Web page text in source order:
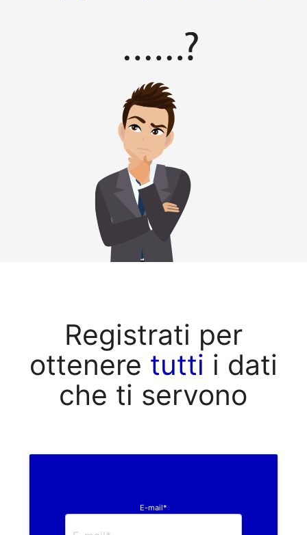
Registrati per
ottenere tutti i dati
che ti servono
E-mail*